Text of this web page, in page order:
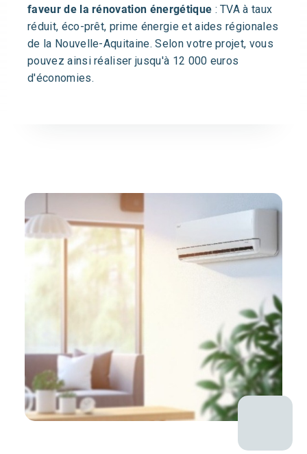
faveur de la rénovation énergétique : TVA à taux
réduit, éco-prêt, prime énergie et aides régionales
de la Nouvelle-Aquitaine. Selon votre projet, vous
pouvez ainsi réaliser jusqu'à 12 000 euros
d'économies.